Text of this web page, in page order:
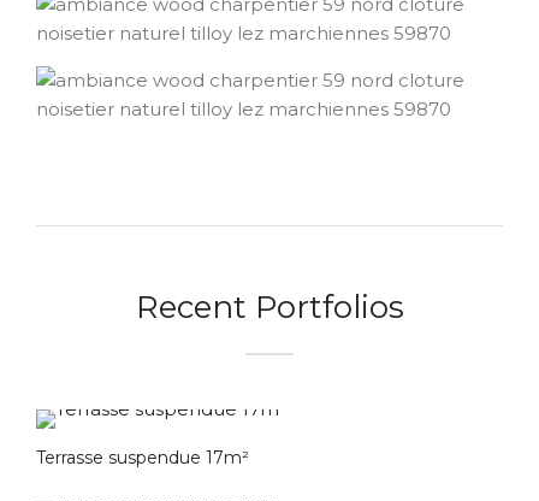
Recent Portfolios
Terrasse suspendue 17m²